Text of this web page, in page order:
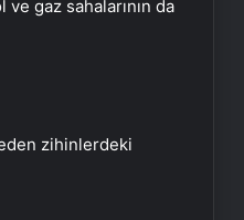
gaz sahalarının da
zihinlerdeki